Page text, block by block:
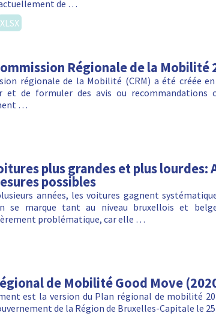
de …
XLSX
Régionale de la Mobilité
régionale de la Mobilité (CRM) a été créée
et de formuler des avis ou
…
plus grandes et plus lourdes:
possibles
années, les voitures gagnent
se marque tant au niveau bruxellois et
problématique, car elle …
de Mobilité Good Move
est la version du Plan régional de mobilité
de la Région de Bruxelles-Capitale le